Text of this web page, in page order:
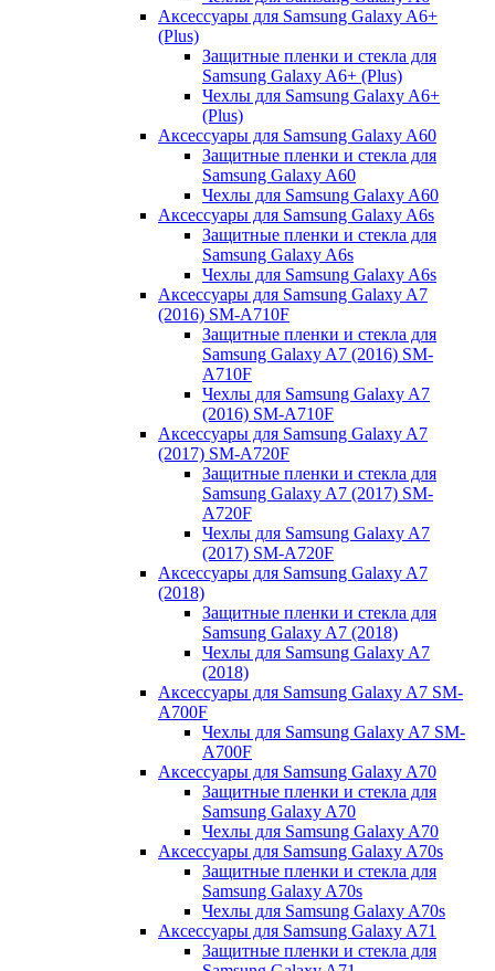
Аксессуары для Samsung Galaxy A6+
(Plus)
Защитные пленки и стекла для
Samsung Galaxy A6+ (Plus)
Чехлы для Samsung Galaxy A6+
(Plus)
Аксессуары для Samsung Galaxy A60
Защитные пленки и стекла для
Samsung Galaxy A60
Чехлы для Samsung Galaxy A60
Аксессуары для Samsung Galaxy A6s
Защитные пленки и стекла для
Samsung Galaxy A6s
Чехлы для Samsung Galaxy A6s
Аксессуары для Samsung Galaxy A7
(2016) SM-A710F
Защитные пленки и стекла для
Samsung Galaxy A7 (2016) SM-
A710F
Чехлы для Samsung Galaxy A7
(2016) SM-A710F
Аксессуары для Samsung Galaxy A7
(2017) SM-A720F
Защитные пленки и стекла для
Samsung Galaxy A7 (2017) SM-
A720F
Чехлы для Samsung Galaxy A7
(2017) SM-A720F
Аксессуары для Samsung Galaxy A7
(2018)
Защитные пленки и стекла для
Samsung Galaxy A7 (2018)
Чехлы для Samsung Galaxy A7
(2018)
Аксессуары для Samsung Galaxy A7 SM-
A700F
Чехлы для Samsung Galaxy A7 SM-
A700F
Аксессуары для Samsung Galaxy A70
Защитные пленки и стекла для
Samsung Galaxy A70
Чехлы для Samsung Galaxy A70
Аксессуары для Samsung Galaxy A70s
Защитные пленки и стекла для
Samsung Galaxy A70s
Чехлы для Samsung Galaxy A70s
Аксессуары для Samsung Galaxy A71
Защитные пленки и стекла для